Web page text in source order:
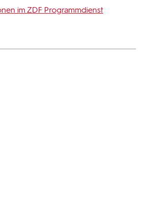
im ZDF Programmdienst